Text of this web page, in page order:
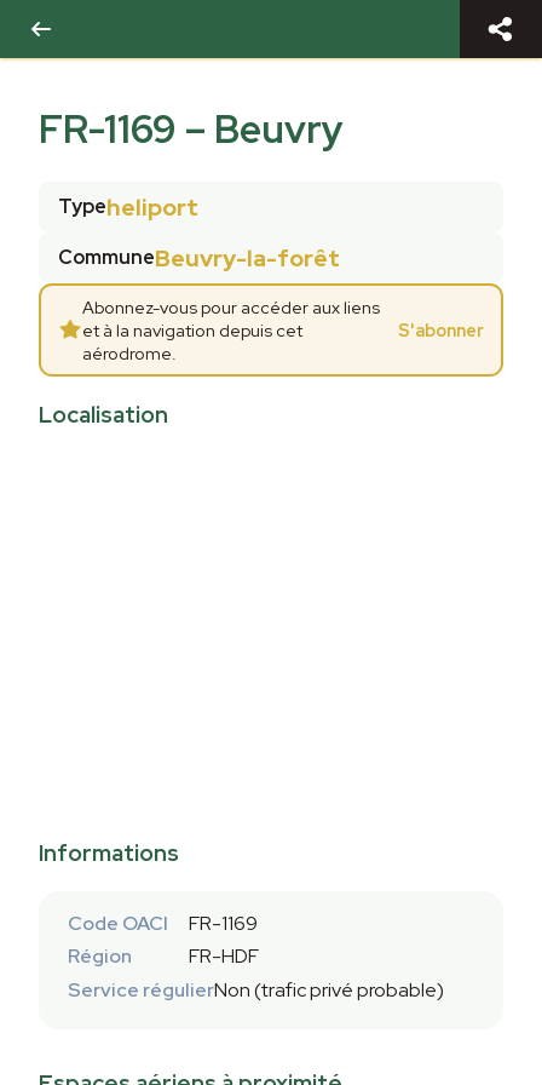
FR-1169 – Beuvry
Typeheliport
CommuneBeuvry-la-forêt
Abonnez-vous pour accéder aux liens
et à la navigation depuis cet
aérodrome.
S'abonner
Localisation
Informations
Code OACI
FR-1169
Région
FR-HDF
Service régulierNon (trafic privé probable)